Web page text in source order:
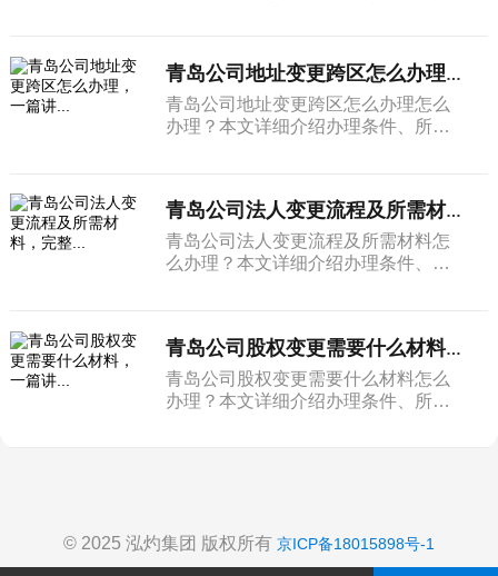
青岛公司地址变更跨区怎么办理，一篇讲...
青岛公司地址变更跨区怎么办理怎么
办理？本文详细介绍办理条件、所需
青岛公司法人变更流程及所需材料，完整...
青岛公司法人变更流程及所需材料怎
么办理？本文详细介绍办理条件、所
青岛公司股权变更需要什么材料，一篇讲...
青岛公司股权变更需要什么材料怎么
办理？本文详细介绍办理条件、所需
© 2025 泓灼集团 版权所有 京ICP备18015898号-1